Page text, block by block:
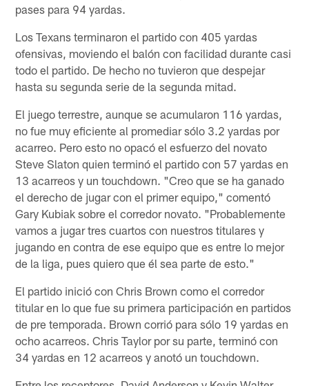
pases para 94 yardas.
Los Texans terminaron el partido con 405 yardas
ofensivas, moviendo el balón con facilidad durante casi
todo el partido. De hecho no tuvieron que despejar
hasta su segunda serie de la segunda mitad.
El juego terrestre, aunque se acumularon 116 yardas,
no fue muy eficiente al promediar sólo 3.2 yardas por
acarreo. Pero esto no opacó el esfuerzo del novato
Steve Slaton quien terminó el partido con 57 yardas en
13 acarreos y un touchdown. "Creo que se ha ganado
el derecho de jugar con el primer equipo," comentó
Gary Kubiak sobre el corredor novato. "Probablemente
vamos a jugar tres cuartos con nuestros titulares y
jugando en contra de ese equipo que es entre lo mejor
de la liga, pues quiero que él sea parte de esto."
El partido inició con Chris Brown como el corredor
titular en lo que fue su primera participación en partidos
de pre temporada. Brown corrió para sólo 19 yardas en
ocho acarreos. Chris Taylor por su parte, terminó con
34 yardas en 12 acarreos y anotó un touchdown.